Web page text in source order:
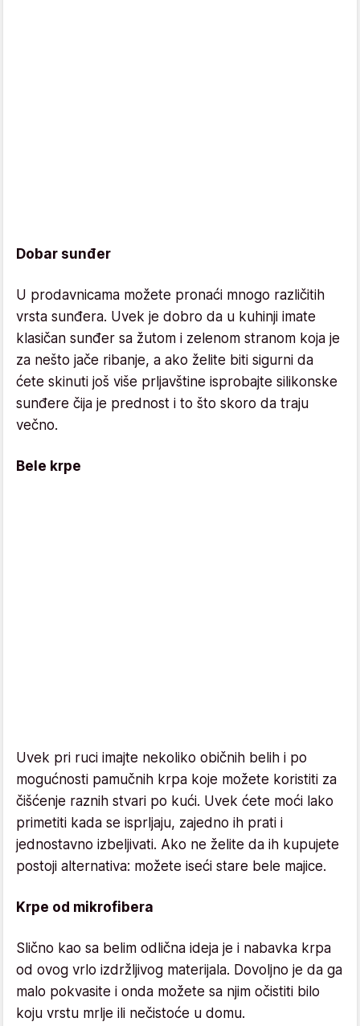
Dobar sunđer
U prodavnicama možete pronaći mnogo različitih
vrsta sunđera. Uvek je dobro da u kuhinji imate
klasičan sunđer sa žutom i zelenom stranom koja je
za nešto jače ribanje, a ako želite biti sigurni da
ćete skinuti još više prljavštine isprobajte silikonske
sunđere čija je prednost i to što skoro da traju
večno.
Bele krpe
Uvek pri ruci imajte nekoliko običnih belih i po
mogućnosti pamučnih krpa koje možete koristiti za
čišćenje raznih stvari po kući. Uvek ćete moći lako
primetiti kada se isprljaju, zajedno ih prati i
jednostavno izbeljivati. Ako ne želite da ih kupujete
postoji alternativa: možete iseći stare bele majice.
Krpe od mikrofibera
Slično kao sa belim odlična ideja je i nabavka krpa
od ovog vrlo izdržljivog materijala. Dovoljno je da ga
malo pokvasite i onda možete sa njim očistiti bilo
koju vrstu mrlje ili nečistoće u domu.